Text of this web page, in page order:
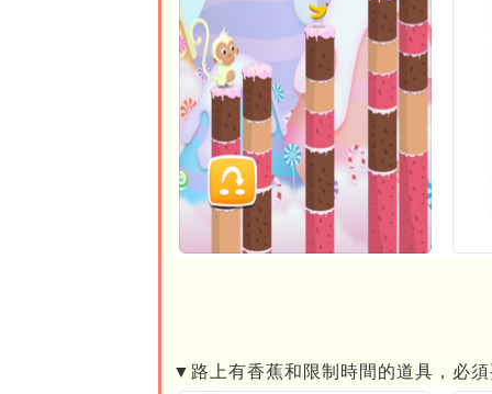
▼路上有香蕉和限制時間的道具，必